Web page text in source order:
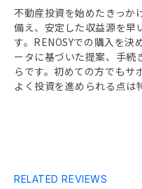
不動産投資を始めたきっか
備え、安定した収益源を早
す。RENOSYでの購入を決
ータに基づいた提案、手続
らです。初めての方でもサ
よく投資を進められる点は
RELATED REVIEWS